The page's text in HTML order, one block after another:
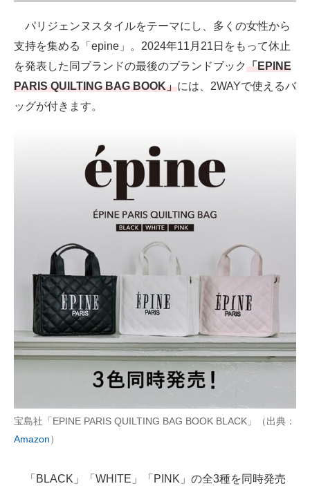
パリジェンヌスタイルをテーマにし、多くの女性から
支持を集める「epine」。2024年11月21日をもって休止
を発表した同ブランドの最後のブランドブック「EPINE
PARIS QUILTING BAG BOOK」には、2WAYで使えるバ
ッグが付きます。
宝島社「EPINE PARIS QUILTING BAG BOOK BLACK」（出典：
Amazon）
「BLACK」「WHITE」「PINK」の全3種を同時発売